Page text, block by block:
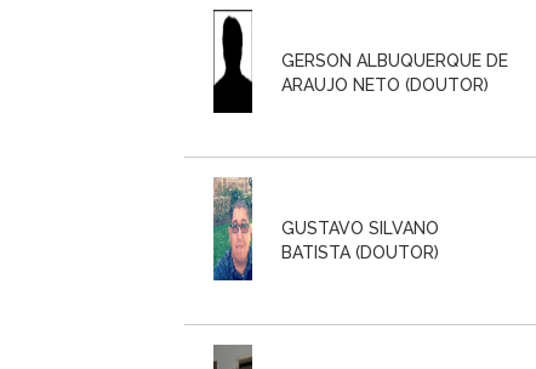
GERSON ALBUQUERQUE DE
ARAUJO NETO (DOUTOR)
GUSTAVO SILVANO
BATISTA (DOUTOR)